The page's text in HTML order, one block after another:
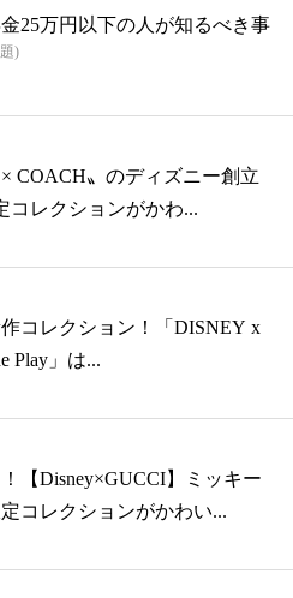
25万円以下の人が知るべき事
)
× COACH〟のディズニー創立
コレクションがかわ...
コレクション！「DISNEY x
The Play」は...
【Disney×GUCCI】ミッキー
コレクションがかわい...